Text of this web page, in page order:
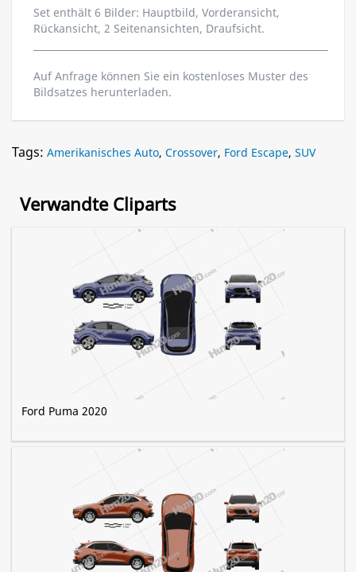
Set enthält 6 Bilder: Hauptbild, Vorderansicht,
Rückansicht, 2 Seitenansichten, Draufsicht.
Auf Anfrage können Sie ein kostenloses Muster des
Bildsatzes herunterladen.
Tags: Amerikanisches Auto, Crossover, Ford Escape, SUV
Verwandte Cliparts
Ford Puma 2020